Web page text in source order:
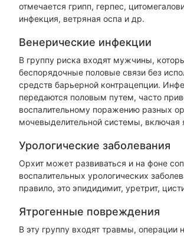
отмечается грипп, герпес,
инфекция, ветряная оспа и др.
Венерические инфекции
В группу риска входят мужчины,
беспорядочные половые связи без
средств барьерной контрацепции.
передаются половым путем, часто
воспалительному поражению разных
мочевыделительной системы, включая
Урологические заболевания
Орхит может развиваться и на фоне
воспалительных урологических
правило, это эпидидимит, уретрит,
Ятрогенные повреждения
В эту группу входят травмы, операции